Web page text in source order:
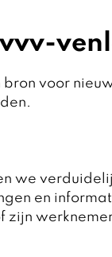
voor
we
en
zijn